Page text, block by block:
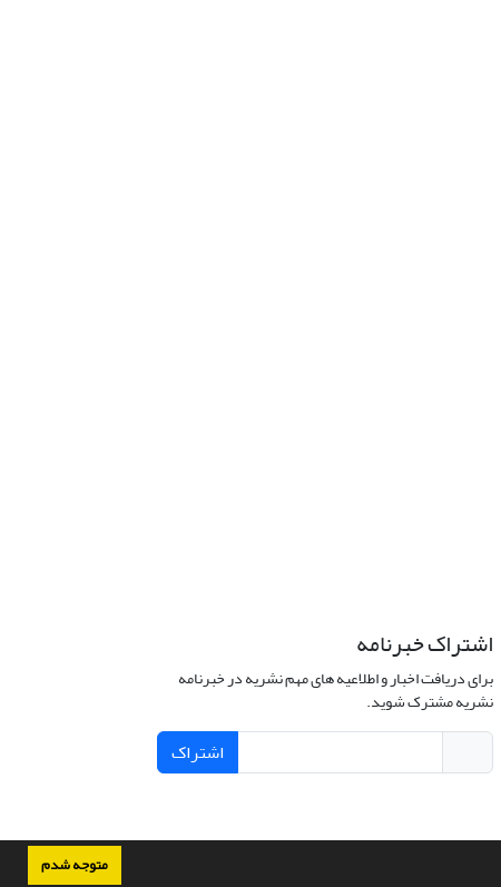
متوجه شدم
اشتراک خبرنامه
برای دریافت اخبار و اطلاعیه های مهم نشریه در خبرنامه
نشریه مشترک شوید.
اشتراک